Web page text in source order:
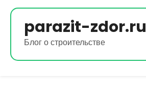
Перейти
содержимомуparazit-zdor.ru
Блог о строительстве